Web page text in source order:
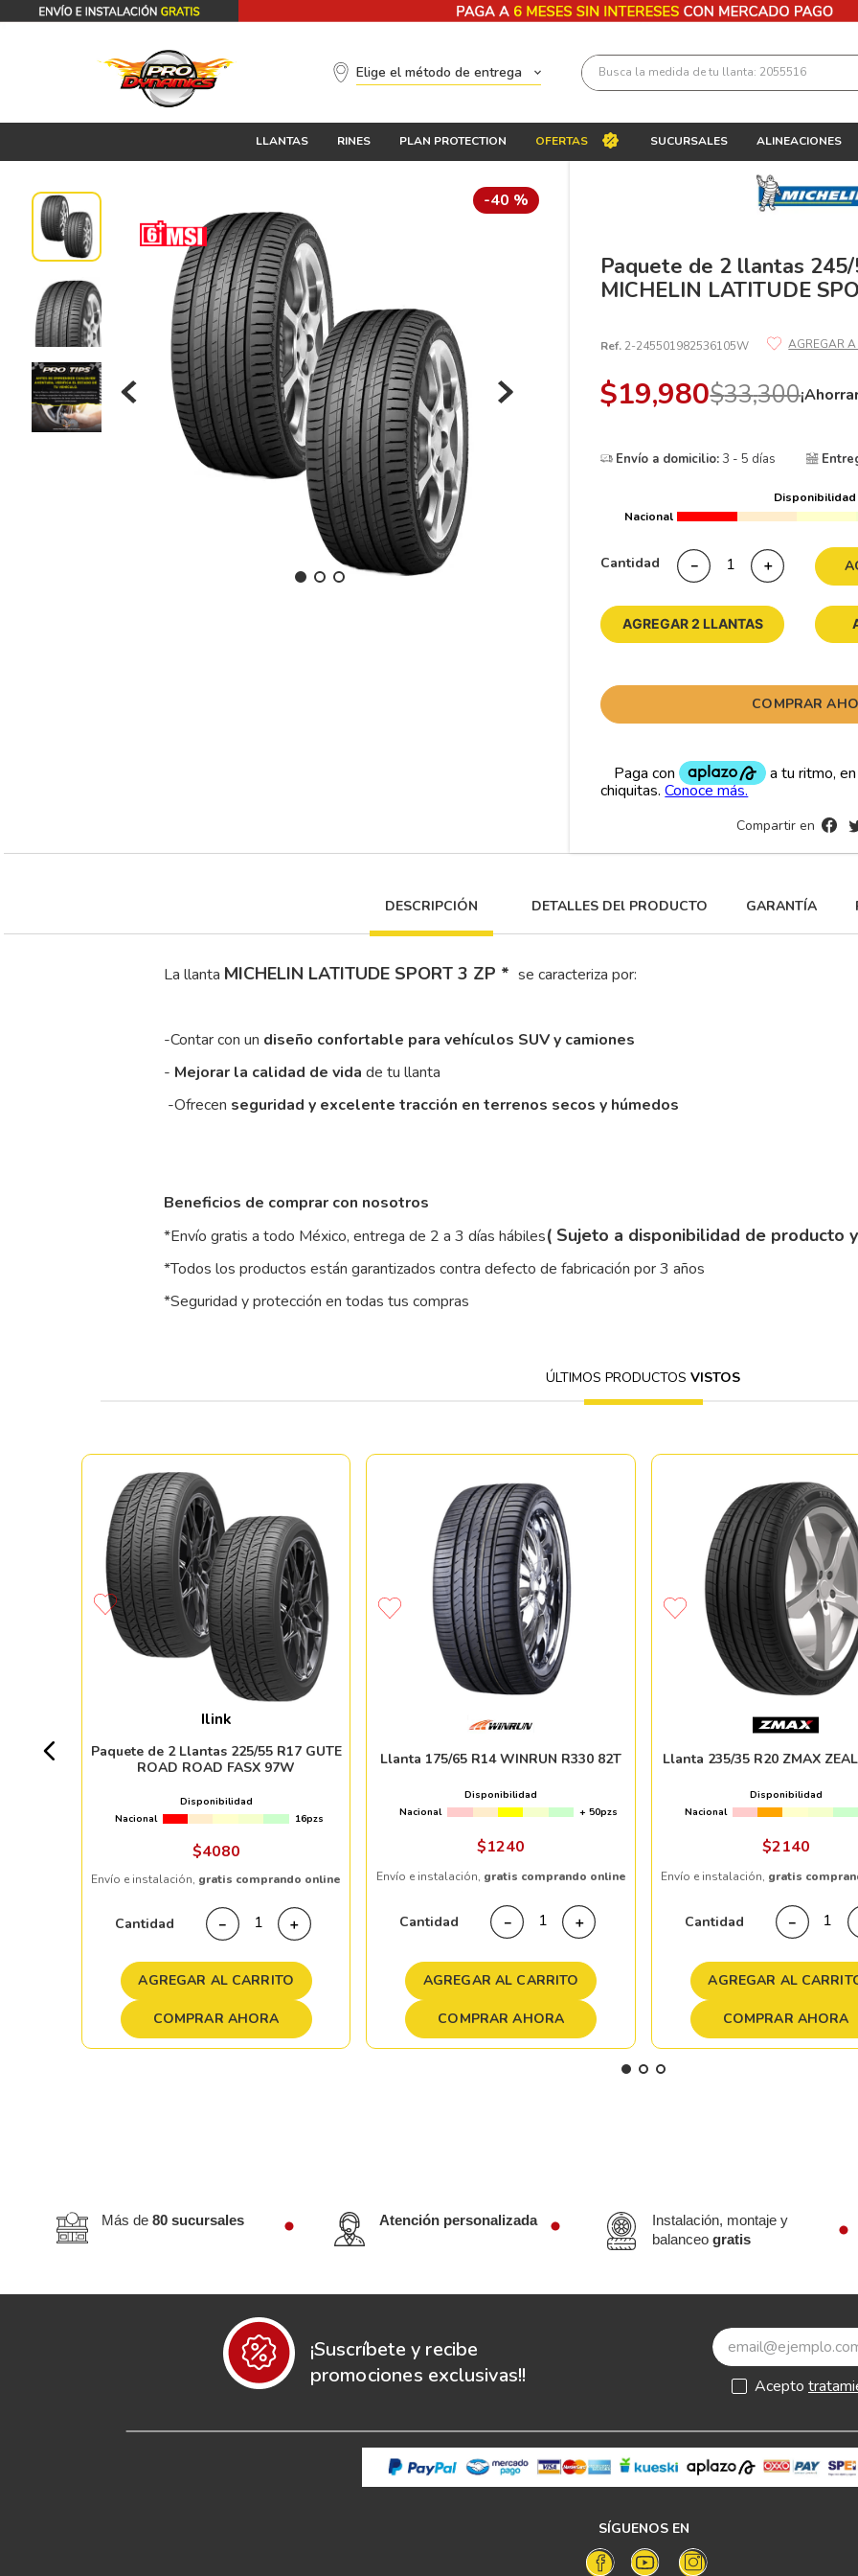
Elige el método de entrega Busca la medida de tu llanta: 2055516
LLANTAS RINES PLAN PROTECTION OFERTAS SUCURSALES ALINEACIONES
-40 %
Paquete de 2 llantas
MICHELIN LATITUDE
Ref. 2-245501982536105W
$19,980$33,300
Envío a domicilio:3 - 5 días
Disponibilidad
Nacional
Cantidad ＋
－
AGREGAR 2 LLANTAS
COMPRAR
Compartir en
DESCRIPCIÓN DETALLES DEl PRODUCTO GARANTÍA
La llanta MICHELIN LATITUDE SPORT 3 ZP * se caracteriza por:
-Contar con un diseño confortable para vehículos SUV y camiones
- Mejorar la calidad de vida de tu llanta
-Ofrecen seguridad y excelente tracción en terrenos secos y húmedos
Beneficios de comprar con nosotros
*Envío gratis a todo México, entrega de 2 a 3 días hábiles( Sujeto a disponibilidad de producto
*Todos los productos están garantizados contra defecto de fabricación por 3 años
*Seguridad y protección en todas tus compras
ÚLTIMOS PRODUCTOSVISTOS
Ilink
Paquete de 2 Llantas 225/55 R17 GUTE
ROAD ROAD FASX 97W
Disponibilidad
Nacional
16pzs
$4080
Envío e instalación, gratis comprando online
Cantidad ＋
－
AGREGAR AL CARRITO
COMPRAR AHORA
Llanta 175/65 R14 WINRUN R330 82T
Disponibilidad
Nacional
+ 50pzs
$1240
Envío e instalación, gratis comprando online
Cantidad ＋
－
AGREGAR AL CARRITO
COMPRAR AHORA
Llanta 235/35 R20 ZMAX
Disponibilidad
Nacional
$2140
Envío e instalación, gratis
Cantidad －
AGREGAR AL
COMPRAR AHORA
Más de 80 sucursales Atención personalizada
Instalación, montaje y
balanceogratis
¡Suscríbete y recibe
promociones exclusivas!!
Acepto
SÍGUENOS EN
Términos más buscados